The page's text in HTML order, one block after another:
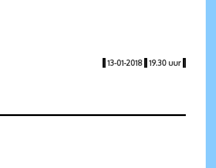
| 13-01-2018 | 19.30 uur |